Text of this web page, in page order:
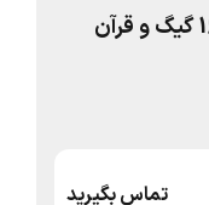
کیف چرمی کوچک با قلم قرآنی 16 گیگ و قرآن
تماس بگیرید